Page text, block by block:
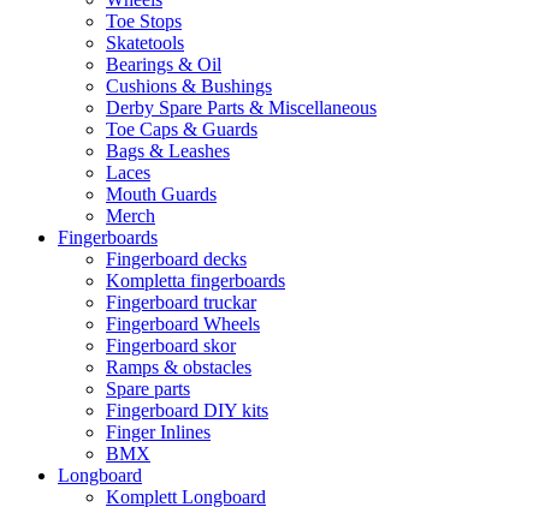
Toe Stops
Skatetools
Bearings & Oil
Cushions & Bushings
Derby Spare Parts & Miscellaneous
Toe Caps & Guards
Bags & Leashes
Laces
Mouth Guards
Merch
Fingerboards
Fingerboard decks
Kompletta fingerboards
Fingerboard truckar
Fingerboard Wheels
Fingerboard skor
Ramps & obstacles
Spare parts
Fingerboard DIY kits
Finger Inlines
BMX
Longboard
Komplett Longboard